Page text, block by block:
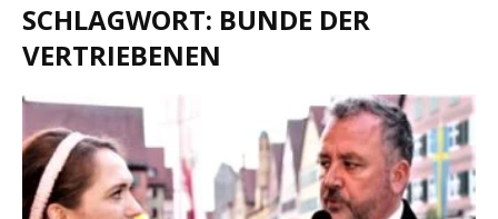
SCHLAGWORT: BUNDE DER
VERTRIEBENEN